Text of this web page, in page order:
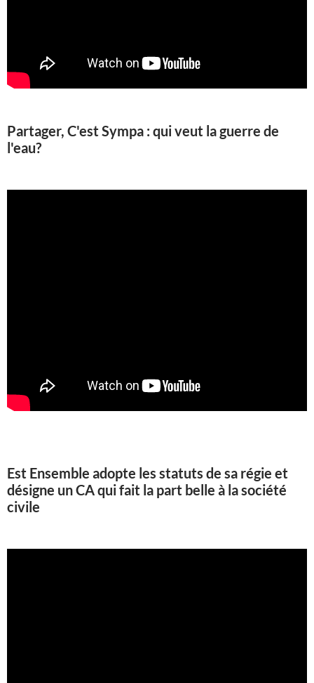
Partager, C'est Sympa : qui veut la guerre de
l'eau?
Est Ensemble adopte les statuts de sa régie et
désigne un CA qui fait la part belle à la société
civile